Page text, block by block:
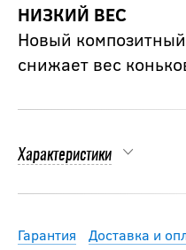
НИЗКИЙ ВЕС
Новый
снижает вес
Характеристики
Гарантия Доставка и